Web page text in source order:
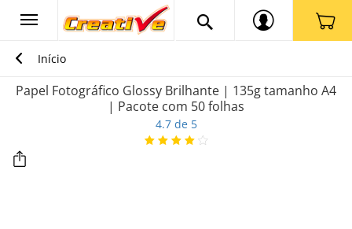
Início
Papel Fotográfico Glossy Brilhante | 135g tamanho A4
| Pacote com 50 folhas
4.7 de 5